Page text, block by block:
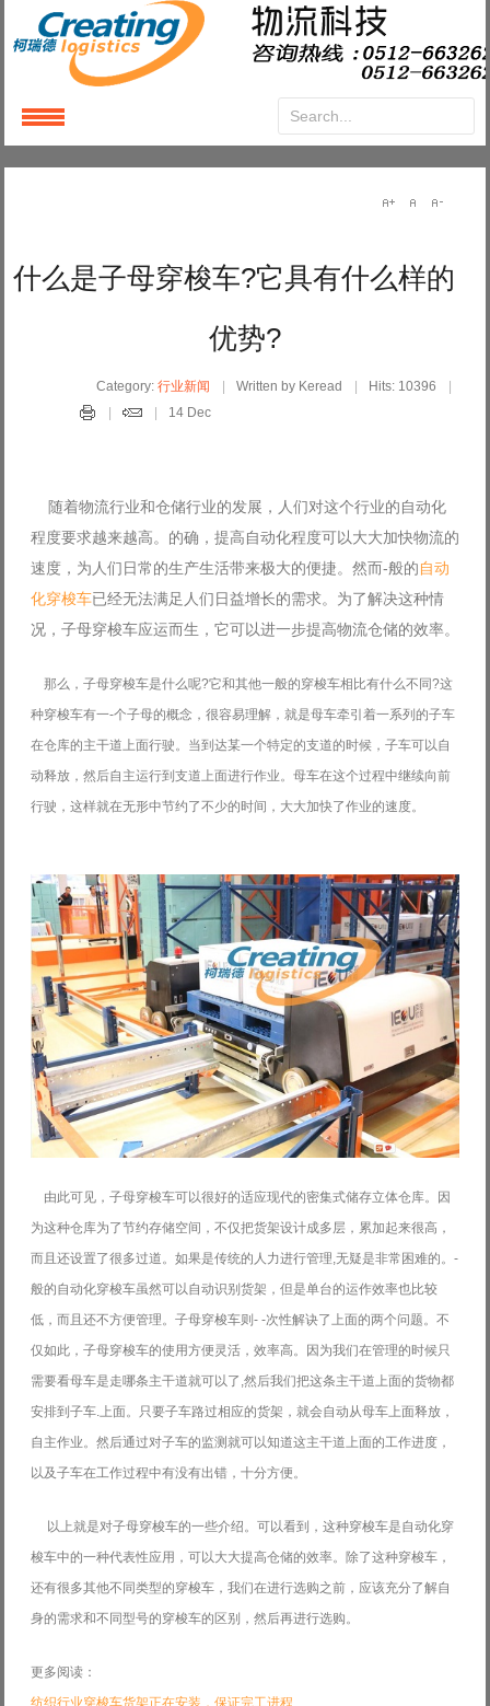
什么是子母穿梭车?它具有什么样的
优势?
Category:行业新闻 Written by Keread
Hits: 10396
14 Dec
随着物流行业和仓储行业的发展，人们对这个行业的自动化
程度要求越来越高。的确，提高自动化程度可以大大加快物流的
速度，为人们日常的生产生活带来极大的便捷。然而-般的自动
化穿梭车已经无法满足人们日益增长的需求。为了解决这种情
况，子母穿梭车应运而生，它可以进一步提高物流仓储的效率。
那么，子母穿梭车是什么呢?它和其他一般的穿梭车相比有什么不同?这
种穿梭车有一-个子母的概念，很容易理解，就是母车牵引着一系列的子车
在仓库的主干道上面行驶。当到达某一个特定的支道的时候，子车可以自
动释放，然后自主运行到支道上面进行作业。母车在这个过程中继续向前
行驶，这样就在无形中节约了不少的时间，大大加快了作业的速度。
由此可见，子母穿梭车可以很好的适应现代的密集式储存立体仓库。因
为这种仓库为了节约存储空间，不仅把货架设计成多层，累加起来很高，
而且还设置了很多过道。如果是传统的 人力进行管理,无疑是非常困难的。-
般的自动化穿梭车虽然可以自动识别货架，但是单台的运作效率也比较
低，而且还不方便管理。子母穿梭车则- -次性解诀了上面的两个问题。 不
仅如此，子母穿梭车的使用方便灵活，效率高。因为我们在管理的时候只
需要看母车是走哪条主干道就可以了,然后我们把这条主干道上面的货物都
安排到子车.上面。只要子车路过相应的货架，就会自动从母车上面释放，
自主作业。然后通过对子车的监测就可以知道这主干道上面的工作进度，
以及子车在工作过程中有没有出错，十分方便。
以上就是对子母穿梭车的一些介绍。可以看到，这种穿梭车是自动化穿
梭车中的一种代表性应用，可以大大提高仓储的效率。除了这种穿梭车，
还有很多其他不同类型的穿梭车，我们在进行选购之前，应该充分了解自
身的需求和不同型号的穿梭车的区别，然后再进行选购。
更多阅读：
纺织行业穿梭车货架正在安装，保证完工进程
LoginorRegister
Remember Me
Log in with Facebook
Forgot your password?
Forgot your username?